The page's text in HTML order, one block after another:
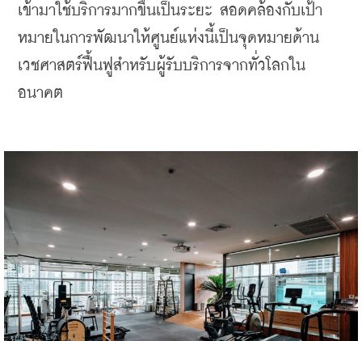
เข้ามาใช้บริการมากขึ้นเป็นระยะ สอดคล้องกับเป้า
หมายในการพัฒนาให้ศูนย์แห่งนี้เป็นจุดหมายด้าน
เวชศาสตร์ฟื้นฟูสำหรับผู้รับบริการจากทั่วโลกใน
อนาคต